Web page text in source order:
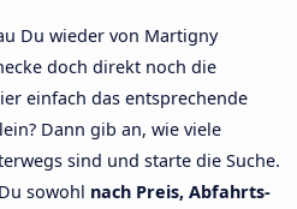
Du wieder von Martigny
doch direkt noch die
einfach das entsprechende
Dann gib an, wie viele
sind und starte die Suche.
sowohl nach Preis, Abfahrts-